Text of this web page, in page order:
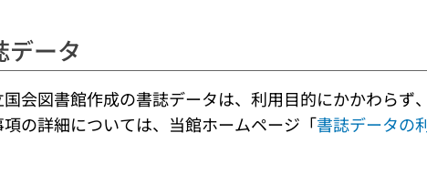
データ
会図書館作成の書誌データは、利用目的にかかわらず
の詳細については、当館ホームページ「書誌データの